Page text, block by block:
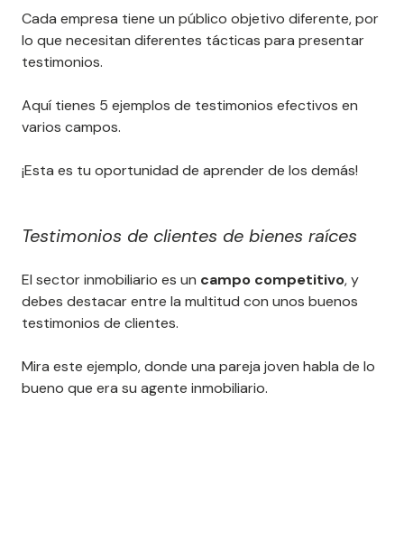
Cada empresa tiene un público objetivo diferente, por
lo que necesitan diferentes tácticas para presentar
testimonios.
Aquí tienes 5 ejemplos de testimonios efectivos en
varios campos.
¡Esta es tu oportunidad de aprender de los demás!
Testimonios de clientes de bienes raíces
El sector inmobiliario es un campo competitivo, y
debes destacar entre la multitud con unos buenos
testimonios de clientes.
Mira este ejemplo, donde una pareja joven habla de lo
bueno que era su agente inmobiliario.